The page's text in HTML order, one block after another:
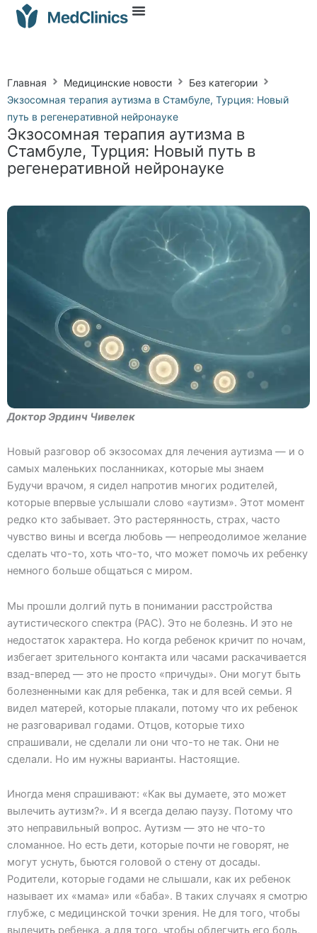
Экзосомная терапия аутизма в
Стамбуле, Турция: Новый путь в
регенеративной нейронауке
Главная Медицинские новости
Без категории
Экзосомная терапия аутизма в Стамбуле, Турция: Новый
путь в регенеративной нейронауке
Доктор Эрдинч Чивелек
Новый разговор об экзосомах для лечения аутизма — и о
самых маленьких посланниках, которые мы знаем
Будучи врачом, я сидел напротив многих родителей,
которые впервые услышали слово «аутизм». Этот момент
редко кто забывает. Это растерянность, страх, часто
чувство вины и всегда любовь — непреодолимое желание
сделать что-то, хоть что-то, что может помочь их ребенку
немного больше общаться с миром.
Мы прошли долгий путь в понимании расстройства
аутистического спектра (РАС). Это не болезнь. И это не
недостаток характера. Но когда ребенок кричит по ночам,
избегает зрительного контакта или часами раскачивается
взад-вперед — это не просто «причуды». Они могут быть
болезненными как для ребенка, так и для всей семьи. Я
видел матерей, которые плакали, потому что их ребенок
не разговаривал годами. Отцов, которые тихо
спрашивали, не сделали ли они что-то не так. Они не
сделали. Но им нужны варианты. Настоящие.
Иногда меня спрашивают: «Как вы думаете, это может
вылечить аутизм?». И я всегда делаю паузу. Потому что
это неправильный вопрос. Аутизм — это не что-то
сломанное. Но есть дети, которые почти не говорят, не
могут уснуть, бьются головой о стену от досады.
Родители, которые годами не слышали, как их ребенок
называет их «мама» или «баба». В таких случаях я смотрю
глубже, с медицинской точки зрения. Не для того, чтобы
вылечить ребенка, а для того, чтобы облегчить его боль,